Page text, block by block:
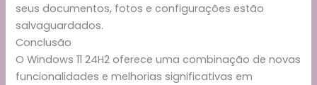
seus documentos, fotos e configurações estão
salvaguardados.
Conclusão
O Windows 11 24H2 oferece uma combinação de novas
funcionalidades e melhorias significativas em